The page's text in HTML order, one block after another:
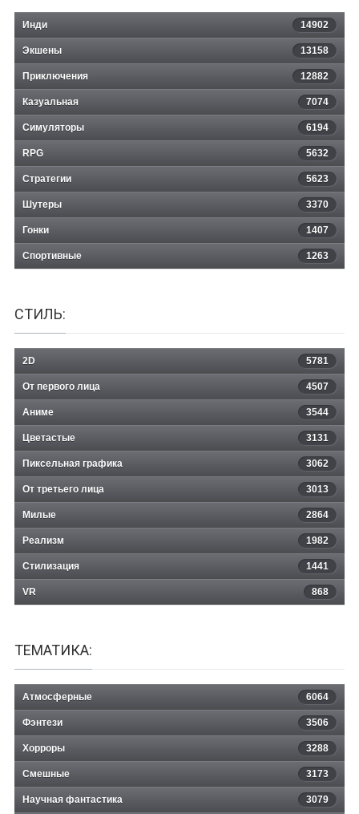
Инди 14902
Экшены 13158
Приключения 12882
Казуальная 7074
Симуляторы 6194
RPG 5632
Стратегии 5623
Шутеры 3370
Гонки 1407
Спортивные 1263
СТИЛЬ:
2D 5781
От первого лица 4507
Аниме 3544
Цветастые 3131
Пиксельная графика 3062
От третьего лица 3013
Милые 2864
Реализм 1982
Стилизация 1441
VR 868
ТЕМАТИКА:
Атмосферные 6064
Фэнтези 3506
Хорроры 3288
Смешные 3173
Научная фантастика 3079